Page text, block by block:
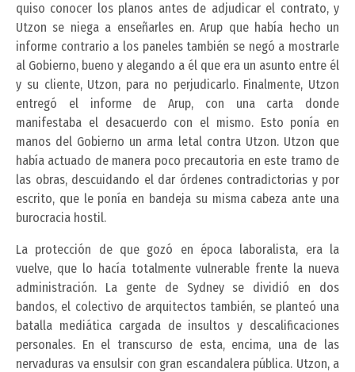
quiso conocer los planos antes de adjudicar el contrato, y
Utzon se niega a enseñarles en. Arup que había hecho un
informe contrario a los paneles también se negó a mostrarle
al Gobierno, bueno y alegando a él que era un asunto entre él
y su cliente, Utzon, para no perjudicarlo. Finalmente, Utzon
entregó el informe de Arup, con una carta donde
manifestaba el desacuerdo con el mismo. Esto ponía en
manos del Gobierno un arma letal contra Utzon. Utzon que
había actuado de manera poco precautoria en este tramo de
las obras, descuidando el dar órdenes contradictorias y por
escrito, que le ponía en bandeja su misma cabeza ante una
burocracia hostil.
La protección de que gozó en época laboralista, era la
vuelve, que lo hacía totalmente vulnerable frente la nueva
administración. La gente de Sydney se dividió en dos
bandos, el colectivo de arquitectos también, se planteó una
batalla mediática cargada de insultos y descalificaciones
personales. En el transcurso de esta, encima, una de las
nervaduras va ensulsir con gran escandalera pública. Utzon, a